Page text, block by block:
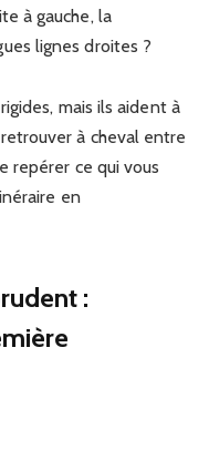
à gauche, la
lignes droites ?
mais ils aident à
à cheval entre
repérer ce qui vous
en
: